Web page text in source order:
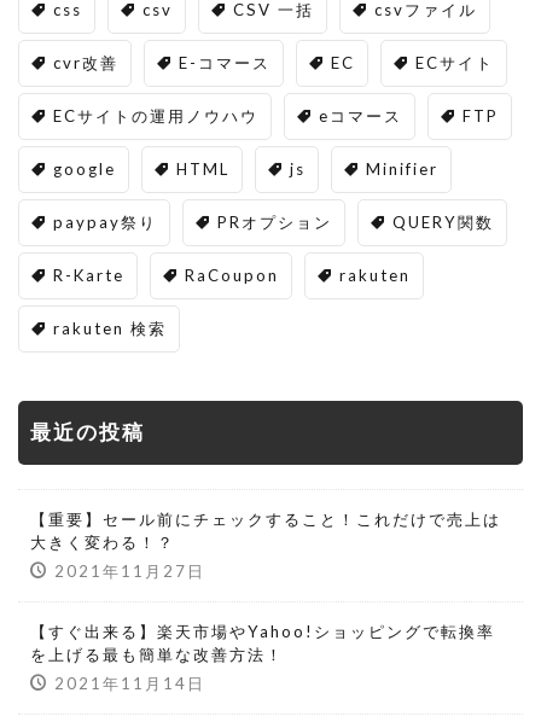
css csv CSV 一括 csvファイル
cvr改善 E-コマース EC ECサイト
ECサイトの運用ノウハウ eコマース FTP
google HTML js Minifier
paypay祭り PRオプション QUERY関数
R-Karte RaCoupon rakuten
rakuten 検索
最近の投稿
【重要】セール前にチェックすること！これだけで売上は
大きく変わる！？
2021年11月27日
【すぐ出来る】楽天市場やYahoo!ショッピングで転換率
を上げる最も簡単な改善方法！
2021年11月14日